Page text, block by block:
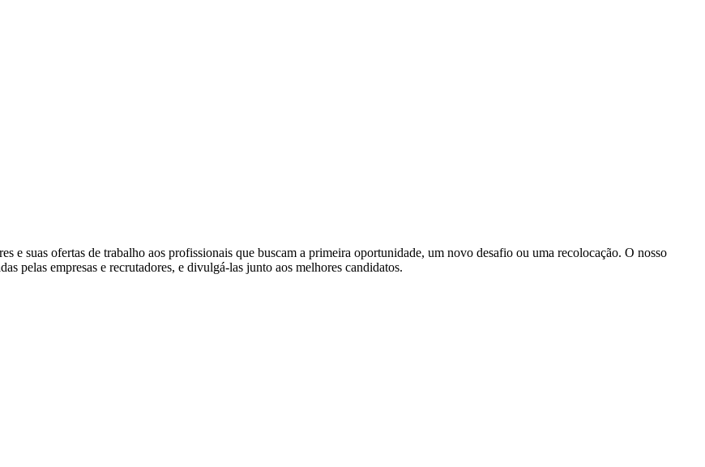
e suas ofertas de trabalho aos profissionais que buscam a primeira oportunidade, um novo desafio ou uma recolocação. O nosso
pelas empresas e recrutadores, e divulgá-las junto aos melhores candidatos.